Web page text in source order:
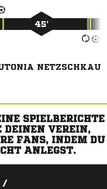
45’
NETZSCHKAU
SPIELBERICHTE
DEINEN VEREIN,
FANS, INDEM DU
ANLEGST.
/